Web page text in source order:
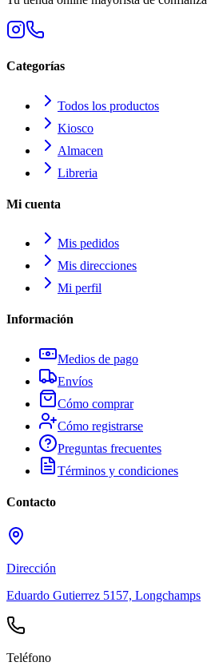
Categorías
Todos los productos
Kiosco
Almacen
Libreria
Mi cuenta
Mis pedidos
Mis direcciones
Mi perfil
Información
Medios de pago
Envíos
Cómo comprar
Cómo registrarse
Preguntas frecuentes
Términos y condiciones
Contacto
Dirección
Eduardo Gutierrez 5157, Longchamps
Teléfono